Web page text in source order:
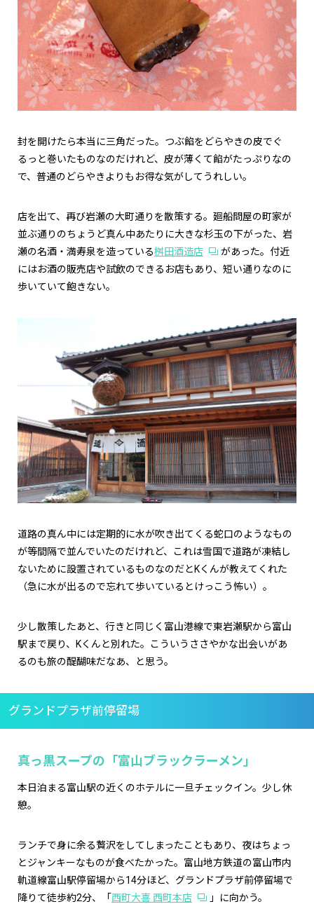
封を開けたら本当に三角だった。つぶ餡をどらやきの皮でぐ
るっと巻いたものなのだけれど、皮が薄くて餡がたっぷりなの
で、普通のどらやきよりもお得な気がしてうれしい。
店を出て、再び岩瀬の大町通りを散策する。廻船問屋の町家が
並ぶ通りのちょうど真ん中あたりに大きな杉玉の下がった、岩
瀬の名酒・満寿泉を造っている桝田酒造店
があった。付近
にはお酒の販売店や試飲のできるお店もあり、短い通りなのに
歩いていて飽きない。
道路の真ん中には定期的に水が吹き出てくる蛇口のようなもの
が等間隔で並んでいたのだけれど、これは雪国で道路が凍結し
ないために設置されているものなのだとKくんが教えてくれた
（急に水が出るので忘れて歩いているとけっこう怖い）。
少し散策したあと、行きと同じく富山港線で東岩瀬駅から富山
駅まで戻り、Kくんと別れた。こういうささやかな出会いがあ
るのも旅の醍醐味だなあ、と思う。
グランドプラザ前停留場
真っ黒スープの「富山ブラックラーメン」
本日泊まる富山駅の近くのホテルに一旦チェックイン。少し休
憩。
ランチで身に余る贅沢をしてしまったこともあり、夜はちょっ
とジャンキーなものが食べたかった。富山地方鉄道の富山市内
軌道線富山駅停留場から14分ほど、グランドプラザ前停留場で
降りて徒歩約2分、「西町大喜 西町本店 」に向かう。